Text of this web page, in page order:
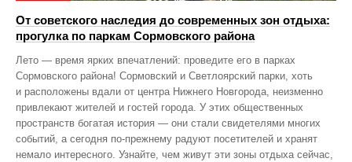
От советского наследия до современных зон отдыха:
прогулка по паркам Сормовского района
Лето — время ярких впечатлений: проведите его в парках
Сормовского района! Сормовский и Светлоярский парки, хоть
и расположены вдали от центра Нижнего Новгорода, неизменно
привлекают жителей и гостей города. У этих общественных
пространств богатая история — они стали свидетелями многих
событий, а сегодня по‑прежнему радуют посетителей и хранят
немало интересного. Узнайте, чем живут эти зоны отдыха сейчас,